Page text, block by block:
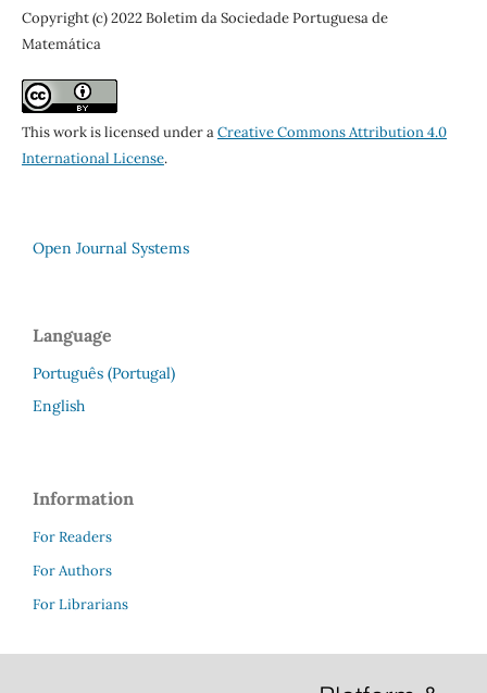
Copyright (c) 2022 Boletim da Sociedade Portuguesa de
Matemática
This work is licensed under aCreative Commons Attribution 4.0
International License.
Open Journal Systems
Language
Português (Portugal)
English
Information
For Readers
For Authors
For Librarians